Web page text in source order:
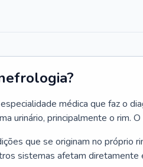
médica que faz o
urinário, principalmente o rim.
que se originam no próprio
sistemas afetam diretamente